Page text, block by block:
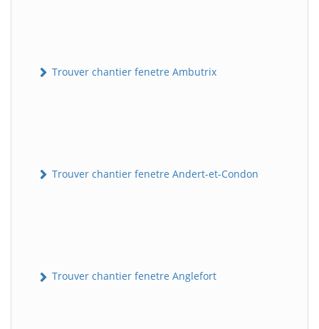
Trouver chantier fenetre Ambutrix
Trouver chantier fenetre Andert-et-Condon
Trouver chantier fenetre Anglefort